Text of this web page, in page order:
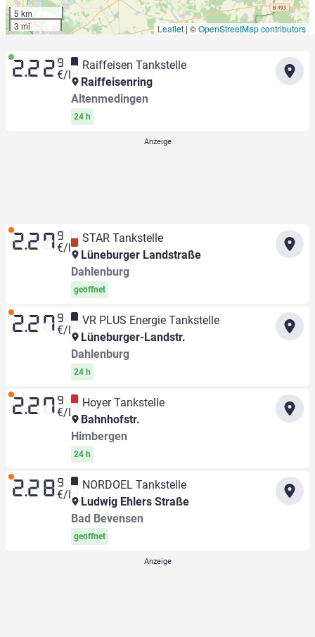
5 km
3 mi
Leaflet | ©OpenStreetMap contributors
2.22 9
€/l
Raiffeisen Tankstelle
Raiffeisenring
Altenmedingen
24 h
2.27 9
€/l
STAR Tankstelle
Lüneburger Landstraße
Dahlenburg
geöffnet
2.27 9
€/l
VR PLUS Energie Tankstelle
Lüneburger-Landstr.
Dahlenburg
24 h
2.27 9
€/l
Hoyer Tankstelle
Bahnhofstr.
Himbergen
24 h
2.28 9
€/l
NORDOEL Tankstelle
Ludwig Ehlers Straße
Bad Bevensen
geöffnet